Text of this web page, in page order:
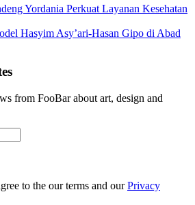
Yordania Perkuat Layanan Kesehatan
Hasyim Asy’ari-Hasan Gipo di Abad
from FooBar about art, design and
to the our terms and ourPrivacy